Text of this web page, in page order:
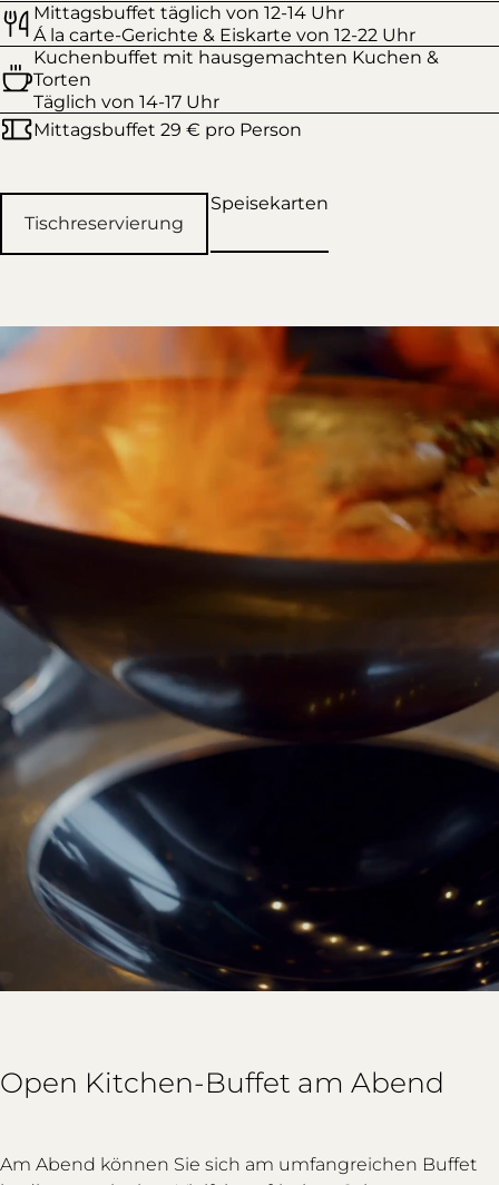
Mittagsbuffet täglich von 12-14 Uhr
Á la carte-Gerichte & Eiskarte von 12-22 Uhr
Kuchenbuffet mit hausgemachten Kuchen &
Torten
Täglich von 14-17 Uhr
Mittagsbuffet 29 € pro Person
Tischreservierung
Speisekarten
Open Kitchen-Buffet am Abend
Am Abend können Sie sich am umfangreichen Buffet